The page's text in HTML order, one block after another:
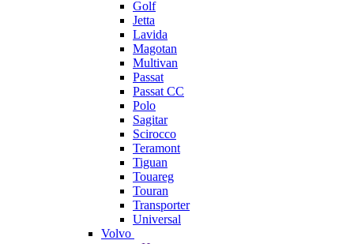
Golf
Jetta
Lavida
Magotan
Multivan
Passat
Passat CC
Polo
Sagitar
Scirocco
Teramont
Tiguan
Touareg
Touran
Transporter
Universal
Volvo